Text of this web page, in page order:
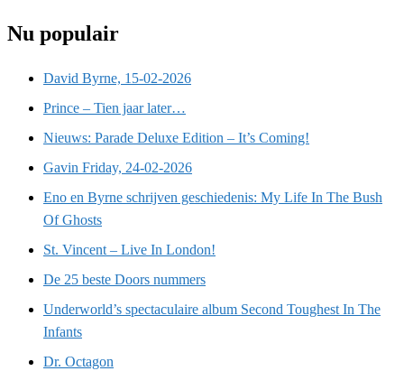
Nu populair
David Byrne, 15-02-2026
Prince – Tien jaar later…
Nieuws: Parade Deluxe Edition – It’s Coming!
Gavin Friday, 24-02-2026
Eno en Byrne schrijven geschiedenis: My Life In The Bush
Of Ghosts
St. Vincent – Live In London!
De 25 beste Doors nummers
Underworld’s spectaculaire album Second Toughest In The
Infants
Dr. Octagon